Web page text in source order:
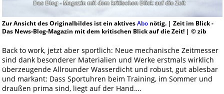
Zur Ansicht des Originalbildes ist ein aktivesAbonötig. | Zeit im Blick -
Das News-Blog-Magazin mit dem kritischen Blick auf die Zeit! | © zib
Back to work, jetzt aber sportlich: Neue mechanische Zeitmesser
sind dank besonderer Materialien und Werke erstmals wirklich
überzeugende Allrounder Wasserdicht und robust, gut ablesbar
und markant: Dass Sportuhren beim Training, im Sommer und
draußen prima sind, liegt auf der Hand….